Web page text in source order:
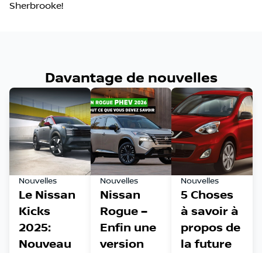
Sherbrooke!
Davantage de nouvelles
Nouvelles
Le Nissan
Kicks
2025:
Nouveau
Nouvelles
Nissan
Rogue –
Enfin une
version
Nouvelles
5 Choses
à savoir à
propos de
la future